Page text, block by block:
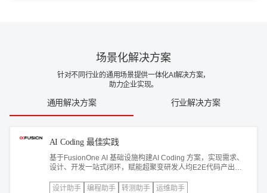
场景化解决方案
针对不同行业的通用场景提供一体化AI解决方案，
助力企业实现。
通用解决方案 行业解决方案
AI Coding 最佳实践
基于FusionOne AI 基础设施构建AI Coding 方案，实现需求、
设计、开发一站式闭环，赋能超聚变研发人均E2E代码产出量
员。
设计助手 编程助手 转测助手 运维助手